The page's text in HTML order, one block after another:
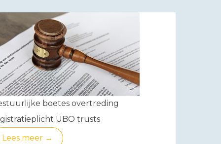
boetes overtreding
UBO trusts
Lees meer →